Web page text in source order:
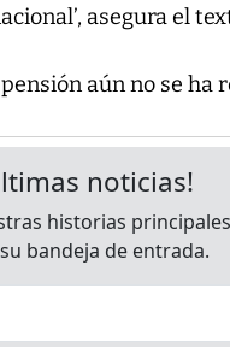
asegura el
aún no se ha